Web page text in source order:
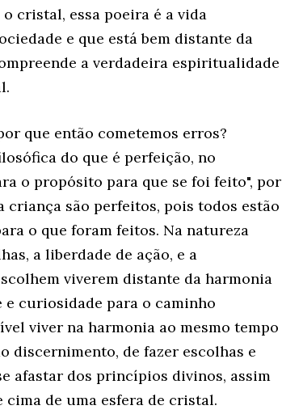
cristal, essa poeira é a vida
e que está bem distante da
a verdadeira espiritualidade
que então cometemos erros?
do que é perfeição, no
o propósito para que se foi feito", por
criança são perfeitos, pois todos estão
o que foram feitos. Na natureza
a liberdade de ação, e a
viverem distante da harmonia
curiosidade para o caminho
viver na harmonia ao mesmo tempo
discernimento, de fazer escolhas e
afastar dos princípios divinos, assim
de uma esfera de cristal.